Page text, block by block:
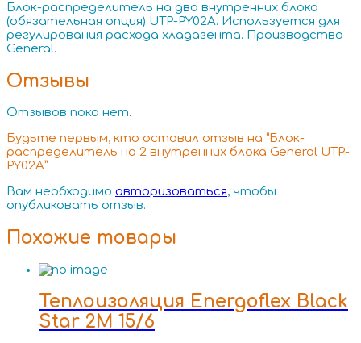
Блок-распределитель на два внутренних блока
(обязательная опция) UTP-PY02A. Используется для
регулирования расхода хладагента. Производство
General.
Отзывы
Отзывов пока нет.
Будьте первым, кто оставил отзыв на “Блок-
распределитель на 2 внутренних блока General UTP-
PY02A”
Вам необходимо авторизоваться, чтобы
опубликовать отзыв.
Похожие товары
Теплоизоляция Energoflex Black
Star 2M 15/6